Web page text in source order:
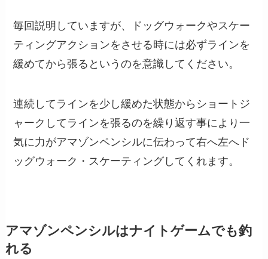
毎回説明していますが、ドッグウォークやスケー
ティングアクションをさせる時には必ずラインを
緩めてから張るというのを意識してください。
連続してラインを少し緩めた状態からショートジ
ャークしてラインを張るのを繰り返す事により一
気に力がアマゾンペンシルに伝わって右へ左へド
ッグウォーク・スケーティングしてくれます。
アマゾンペンシルはナイトゲームでも釣
れる